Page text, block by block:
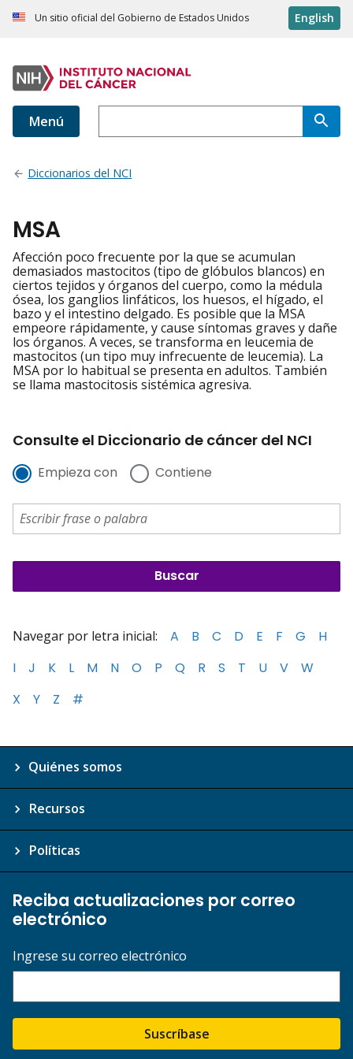
Un sitio oficial del Gobierno de Estados Unidos English
Menú
Diccionarios del NCI
MSA
Afección poco frecuente por la que se acumulan
demasiados mastocitos (tipo de glóbulos blancos) en
ciertos tejidos y órganos del cuerpo, como la médula
ósea, los ganglios linfáticos, los huesos, el hígado, el
bazo y el intestino delgado. Es posible que la MSA
empeore rápidamente, y cause síntomas graves y dañe
los órganos. A veces, se transforma en leucemia de
mastocitos (un tipo muy infrecuente de leucemia). La
MSA por lo habitual se presenta en adultos. También
se llama mastocitosis sistémica agresiva.
Consulte el Diccionario de cáncer del NCI
Empieza con Contiene
Navegar por letra inicial: A B C D E F G
H
I
J K L M N O P Q R S T U V
W
X
Y Z #
Quiénes somos
Recursos
Políticas
Reciba actualizaciones por correo
electrónico
Ingrese su correo electrónico
Suscríbase